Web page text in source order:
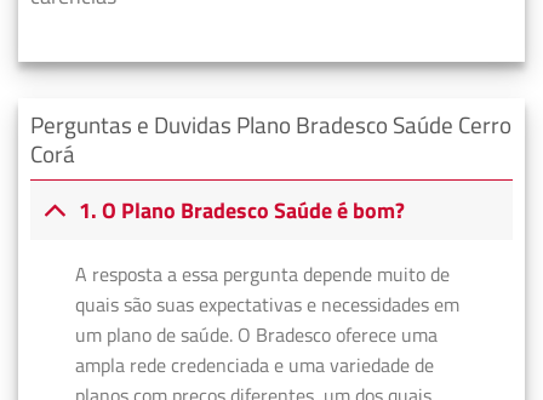
Perguntas e Duvidas Plano Bradesco Saúde Cerro
Corá
1. O Plano Bradesco Saúde é bom?
A resposta a essa pergunta depende muito de
quais são suas expectativas e necessidades em
um plano de saúde. O Bradesco oferece uma
ampla rede credenciada e uma variedade de